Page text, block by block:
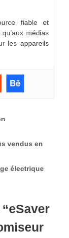
fiable et
médias
les appareils
vendus en
électrique